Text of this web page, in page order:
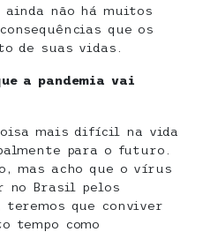
não há muitos
que os
de suas vidas.
a pandemia vai
mais difícil na vida
para o futuro.
mas acho que o vírus
no Brasil pelos
teremos que conviver
tempo como